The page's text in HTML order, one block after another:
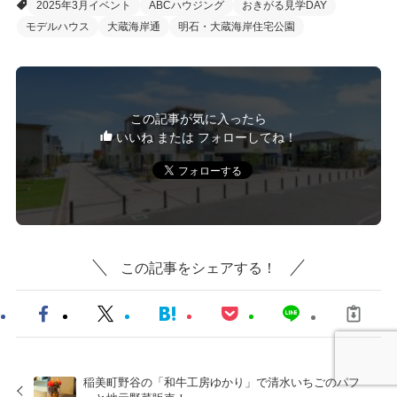
2025年3月イベント ABCハウジング
おきがる見学DAY
モデルハウス
大蔵海岸通 明石・大蔵海岸住宅公園
この記事が気に入ったら
いいね または フォローしてね！
この記事をシェアする！
稲美町野谷の「和牛工房ゆかり」で清水いちごのパフ